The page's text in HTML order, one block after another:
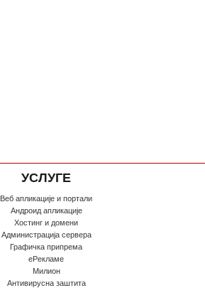
УСЛУГЕ
Веб апликације и портали
Андроид апликације
Хостинг и домени
Администрација сервера
Графичка припрема
еРекламе
Милион
Антивирусна заштита